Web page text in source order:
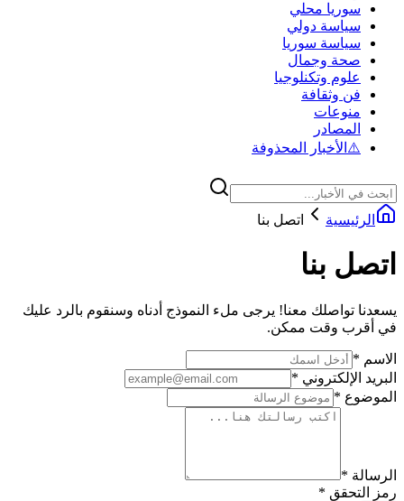
سوريا محلي
سياسة دولي
سياسة سوريا
صحة وجمال
علوم وتكنلوجيا
فن وثقافة
منوعات
المصادر
⚠️ الأخبار المحذوفة
الرئيسية اتصل بنا
اتصل بنا
يسعدنا تواصلك معنا! يرجى ملء النموذج أدناه وسنقوم بالرد عليك
في أقرب وقت ممكن.
الاسم *
البريد الإلكتروني *
الموضوع *
الرسالة *
رمز التحقق *